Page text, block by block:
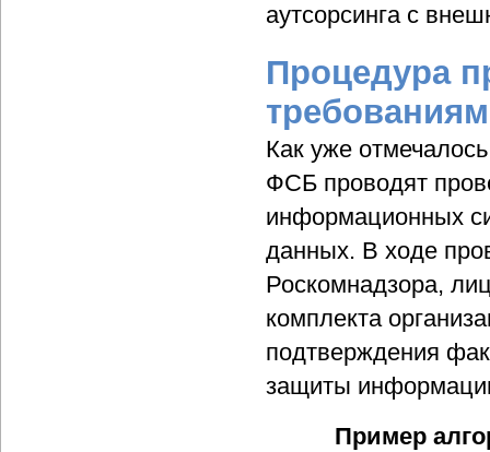
аутсорсинга с
Процедура
Как уже
ФСБ проводят
информационных
данных. В ходе
Роскомнадзора,
комплекта
подтверждения
защиты
Пример